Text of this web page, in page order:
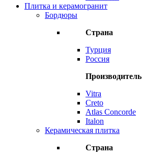
Плитка и керамогранит
Бордюры
Страна
Турция
Россия
Производитель
Vitra
Creto
Atlas Concorde
Italon
Керамическая плитка
Страна